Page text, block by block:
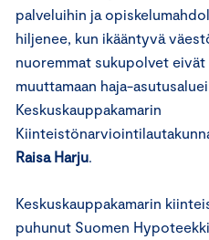
palveluihin ja
hiljenee, kun ikääntyvä
nuoremmat sukupolvet
muuttamaan haja-
Keskuskauppakamarin
Raisa Harju.
Keskuskauppakamarin
puhunut Suomen